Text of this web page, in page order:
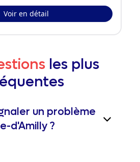
Voir en détail
les plus
un problème
d'Amilly ?